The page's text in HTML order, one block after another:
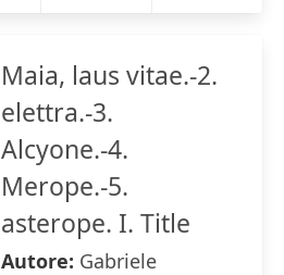
Maia, laus vitae.-2.
elettra.-3.
Alcyone.-4.
Merope.-5.
asterope. I. Title
Autore: Gabriele